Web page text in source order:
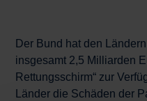
Der Bund hat den
insgesamt 2,5 Milliarden
Rettungsschirm“ zur
Länder die Schäden der